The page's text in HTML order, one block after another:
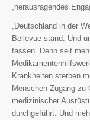
„herausragendes
„Deutschland in der
Bellevue stand. Und
fassen. Denn seit
Krankheiten sterben
Menschen Zugang zu
medizinischer
durchgeführt. Und